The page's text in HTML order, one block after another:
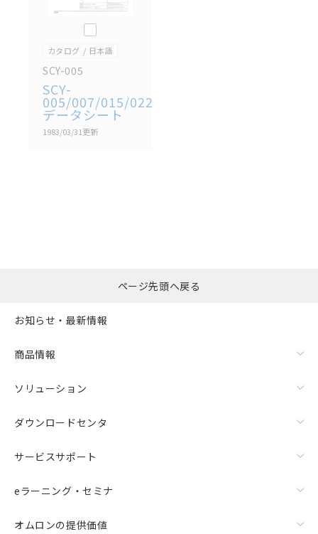
このカタログを選択
カタログ 日本語
SCY-005
SCY-
005/007/015/022
データシート
1983/03/31更新
括ダウンロード
ページ先頭へ戻る
お知らせ・最新情報
商品情報
ソリューション
ダウンロードセンタ
サービスサポート
eラーニング・セミナ
オムロンの提供価値